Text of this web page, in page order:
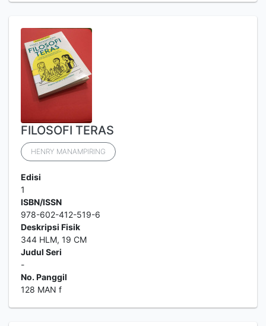
FILOSOFI TERAS
HENRY MANAMPIRING
Edisi
1
ISBN/ISSN
978-602-412-519-6
Deskripsi Fisik
344 HLM, 19 CM
Judul Seri
-
No. Panggil
128 MAN f